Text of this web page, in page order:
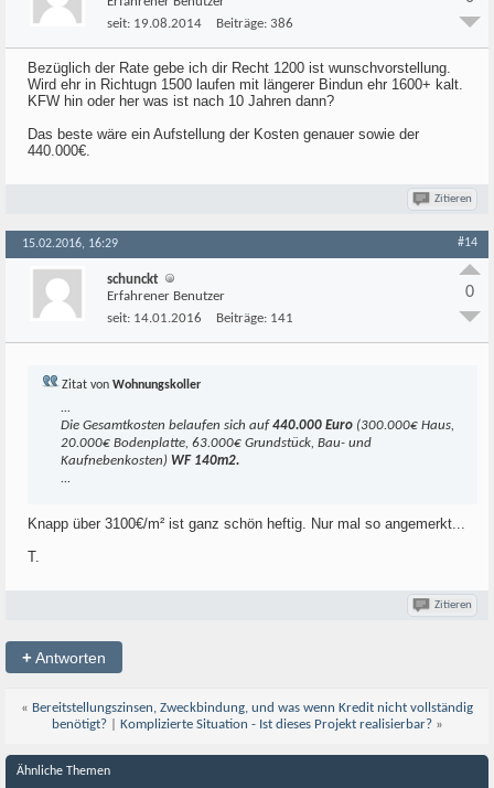
seit: 19.08.2014 Beiträge: 386
Bezüglich der Rate gebe ich dir Recht 1200 ist wunschvorstellung.
Wird ehr in Richtugn 1500 laufen mit längerer Bindun ehr 1600+ kalt.
KFW hin oder her was ist nach 10 Jahren dann?
Das beste wäre ein Aufstellung der Kosten genauer sowie der
440.000€.
Zitieren
15.02.2016, 16:29 #14
schunckt
Erfahrener Benutzer
seit: 14.01.2016 Beiträge: 141
0
Zitat von Wohnungskoller
...
Die Gesamtkosten belaufen sich auf440.000 Euro (300.000€ Haus,
20.000€ Bodenplatte, 63.000€ Grundstück, Bau- und
Kaufnebenkosten) WF 140m2.
...
Knapp über 3100€/m² ist ganz schön heftig. Nur mal so angemerkt...
T.
Zitieren
+Antworten
« Bereitstellungszinsen, Zweckbindung, und was wenn Kredit nicht vollständig
benötigt?| Komplizierte Situation - Ist dieses Projekt realisierbar? »
Ähnliche Themen